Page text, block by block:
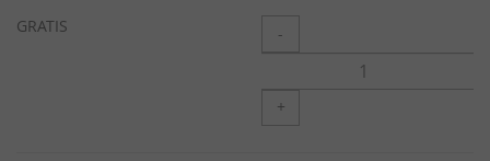
GRATIS
Menge
-
+